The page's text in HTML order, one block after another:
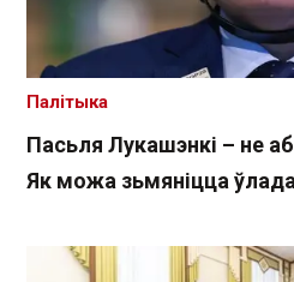
Пасьля Лукашэнкі – не
Як можа зьмяніцца ўлада
Палітыка